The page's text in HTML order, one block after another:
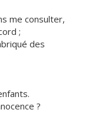
me consulter,
;
des
?